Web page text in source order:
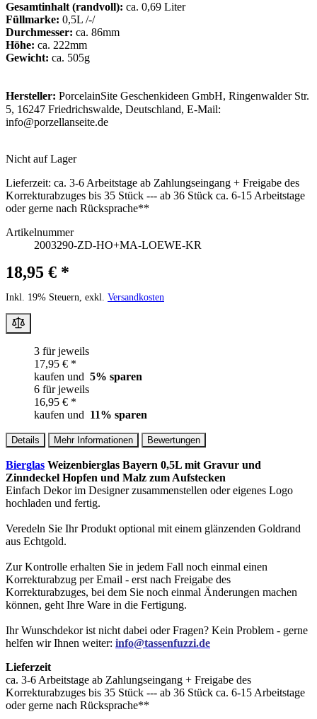
Gesamtinhalt (randvoll): ca. 0,69 Liter
Füllmarke: 0,5L /-/
Durchmesser: ca. 86mm
Höhe: ca. 222mm
Gewicht: ca. 505g
Hersteller: PorcelainSite Geschenkideen GmbH, Ringenwalder Str.
5, 16247 Friedrichswalde, Deutschland, E-Mail:
info@porzellanseite.de
Nicht auf Lager
Lieferzeit: ca. 3-6 Arbeitstage ab Zahlungseingang + Freigabe des
Korrekturabzuges bis 35 Stück --- ab 36 Stück ca. 6-15 Arbeitstage
oder gerne nach Rücksprache**
Artikelnummer
2003290-ZD-HO+MA-LOEWE-KR
18,95 € *
Inkl. 19% Steuern, exkl. Versandkosten
3 für jeweils
17,95 € *
kaufen und 5% sparen
6 für jeweils
16,95 € *
kaufen und 11% sparen
Details Mehr Informationen Bewertungen
Bierglas Weizenbierglas Bayern 0,5L mit Gravur und
Zinndeckel Hopfen und Malz zum Aufstecken
Einfach Dekor im Designer zusammenstellen oder eigenes Logo
hochladen und fertig.
Veredeln Sie Ihr Produkt optional mit einem glänzenden Goldrand
aus Echtgold.
Zur Kontrolle erhalten Sie in jedem Fall noch einmal einen
Korrekturabzug per Email - erst nach Freigabe des
Korrekturabzuges, bei dem Sie noch einmal Änderungen machen
können, geht Ihre Ware in die Fertigung.
Ihr Wunschdekor ist nicht dabei oder Fragen? Kein Problem - gerne
helfen wir Ihnen weiter: info@tassenfuzzi.de
Lieferzeit
ca. 3-6 Arbeitstage ab Zahlungseingang + Freigabe des
Korrekturabzuges bis 35 Stück --- ab 36 Stück ca. 6-15 Arbeitstage
oder gerne nach Rücksprache**